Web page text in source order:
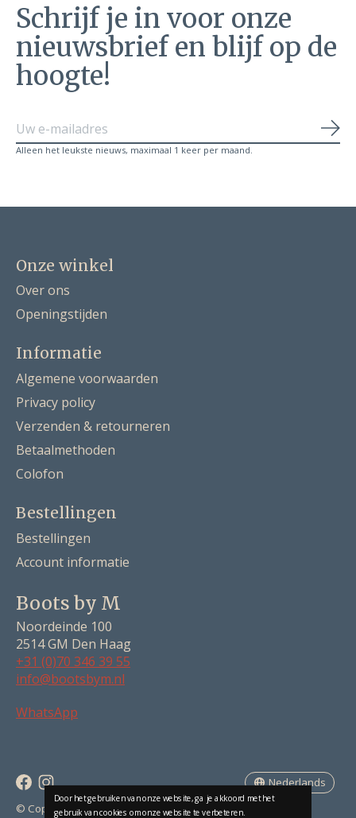
Schrijf je in voor onze
nieuwsbrief en blijf op de
hoogte!
Alleen het leukste nieuws, maximaal 1 keer per maand.
Onze winkel
Over ons
Openingstijden
Informatie
Algemene voorwaarden
Privacy policy
Verzenden & retourneren
Betaalmethoden
Colofon
Bestellingen
Bestellingen
Account informatie
Boots by M
Noordeinde 100
2514 GM Den Haag
+31 (0)70 346 39 55
info@bootsbym.nl
WhatsApp
© Copyright 2026 Boots by MRSS-feed
Nederlands
Door het gebruiken van onze website, ga je akkoord met het
gebruik van cookies om onze website te verbeteren.